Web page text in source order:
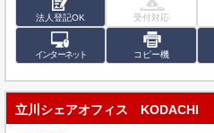
法人登記OK 受付対応
インターネット コピー機
立川シェアオフィス KODACHI